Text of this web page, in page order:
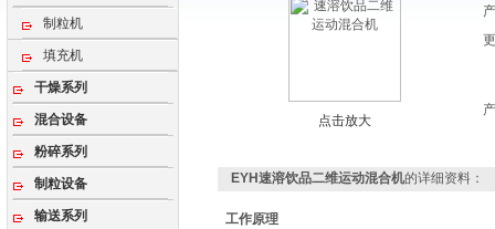
制粒机
填充机
干燥系列
混合设备
粉碎系列
制粒设备
输送系列
点击放大
EYH速溶饮品二维运动混合机的详细资料：
工作原理